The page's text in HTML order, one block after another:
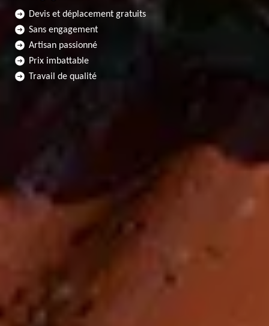
Devis et déplacement gratuits
Sans engagement
Artisan passionné
Prix imbattable
Travail de qualité